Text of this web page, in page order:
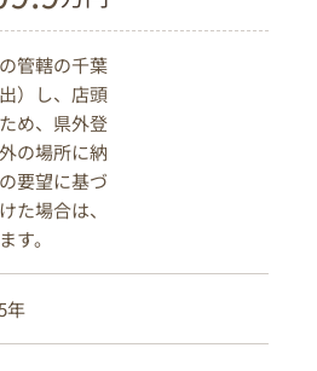
管轄の千葉
）し、店頭
め、県外登
の場所に納
要望に基づ
た場合は、
す。
年